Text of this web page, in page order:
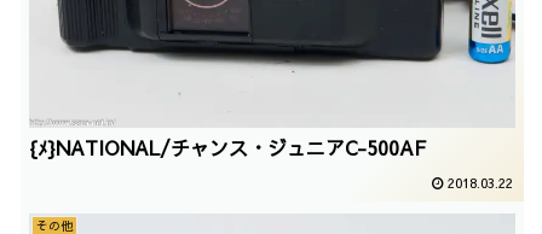
{ﾒ}NATIONAL/チャンス・ジュニアC-500AF
2018.03.22
その他